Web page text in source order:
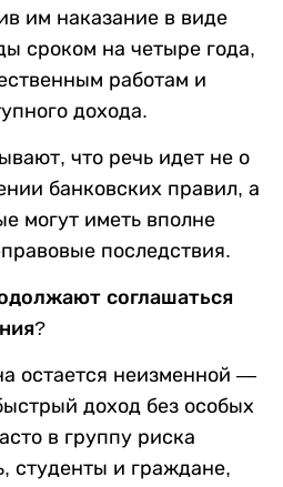
им наказание в виде
сроком на четыре года,
работам и
дохода.
что речь идет не о
банковских правил, а
могут иметь вполне
последствия.
соглашаться
?
остается неизменной —
доход без особых
в группу риска
студенты и граждане,